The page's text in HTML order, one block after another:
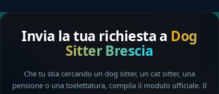
Invia la tua richiesta a Dog
Sitter Brescia
Che tu stia cercando un dog sitter, un cat sitter, una
pensione o una toelettatura, compila il modulo ufficiale. Il